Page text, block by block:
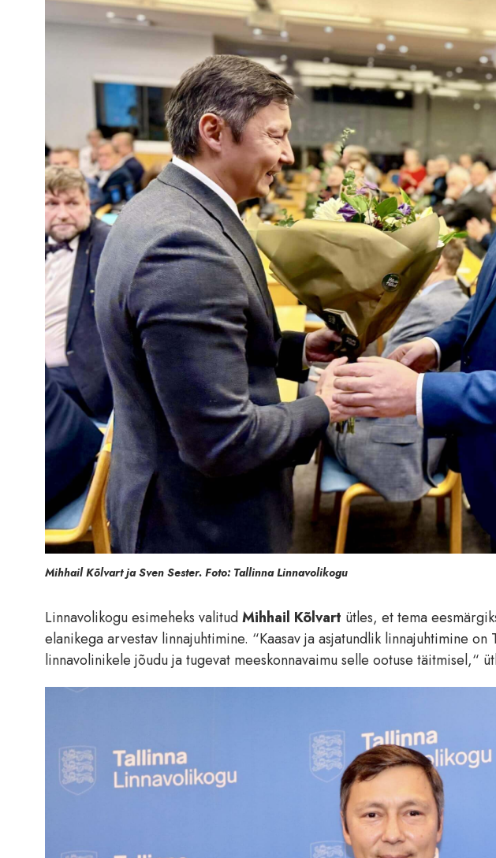
Mihhail Kõlvart ja Sven Sester. Foto: Tallinna Linnavolikogu
Linnavolikogu esimeheks valitudMihhail Kõlvart ütles, et tema
elanikega arvestav linnajuhtimine. “Kaasav ja asjatundlik linnajuhtimine
linnavolinikele jõudu ja tugevat meeskonnavaimu selle ootuse täitmisel,“